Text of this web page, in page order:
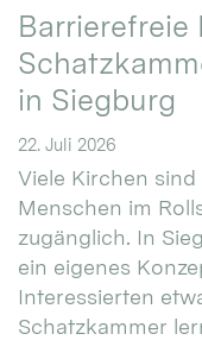
Barrierefreie
in Siegburg
22. Juli 2026
Viele Kirchen
Menschen im
zugänglich. In
ein eigenes
Interessierten
Schatzkammer